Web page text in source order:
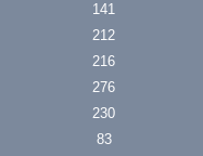
141
212
216
276
230
83